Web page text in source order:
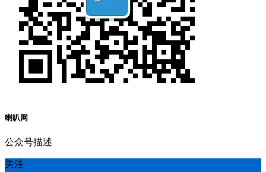
喇叭网
公众号描述
关注